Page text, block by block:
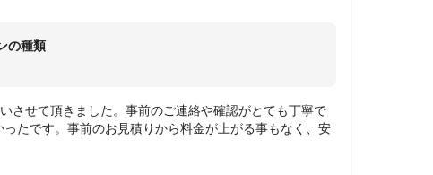
の種類
させて頂きました。事前のご連絡や確認がとても丁寧で
たです。事前のお見積りから料金が上がる事もなく、安